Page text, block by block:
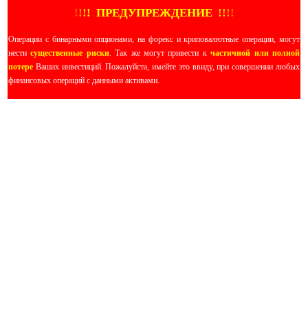
!!!! ПРЕДУПРЕЖДЕНИЕ !!!!
Операции с бинарными опционами, на форекс и криповалютные операции, могут
нестисущественные риски. Так же могут привести кчастичной или полной
потере Ваших инвестиций. Пожалуйста, имейте это ввиду, при совершении любых
финансовых операций с данными активами.